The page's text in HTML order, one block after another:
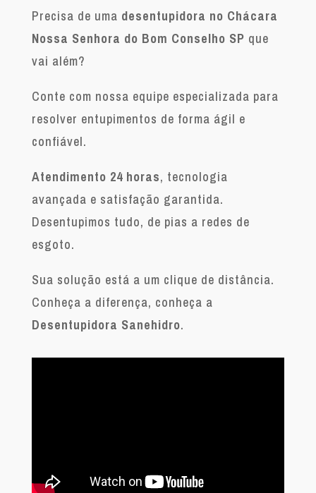
Precisa de uma desentupidora no Chácara
Nossa Senhora do Bom Conselho SP que
vai além?
Conte com nossa equipe especializada para
resolver entupimentos de forma ágil e
confiável.
Atendimento 24 horas, tecnologia
avançada e satisfação garantida.
Desentupimos tudo, de pias a redes de
esgoto.
Sua solução está a um clique de distância.
Conheça a diferença, conheça a
Desentupidora Sanehidro.